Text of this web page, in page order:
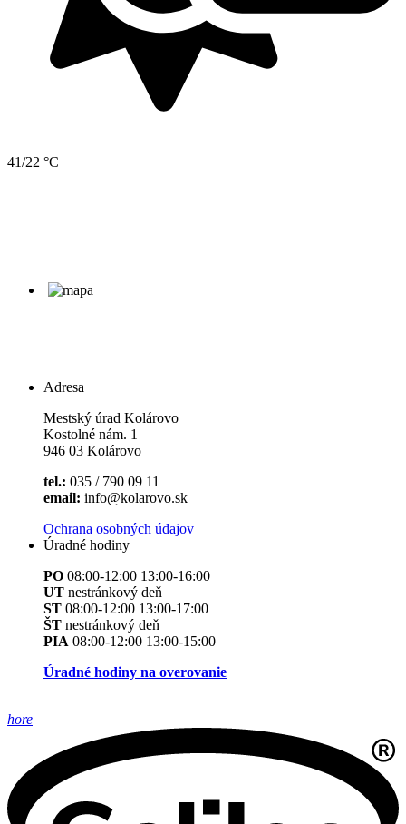
41/22 °C
Adresa
Mestský úrad Kolárovo
Kostolné nám. 1
946 03 Kolárovo
tel.: 035 / 790 09 11
email: info@kolarovo.sk
Ochrana osobných údajov
Úradné hodiny
PO 08:00-12:00 13:00-16:00
UT nestránkový deň
ST 08:00-12:00 13:00-17:00
ŠT nestránkový deň
PIA 08:00-12:00 13:00-15:00
Úradné hodiny na overovanie
hore